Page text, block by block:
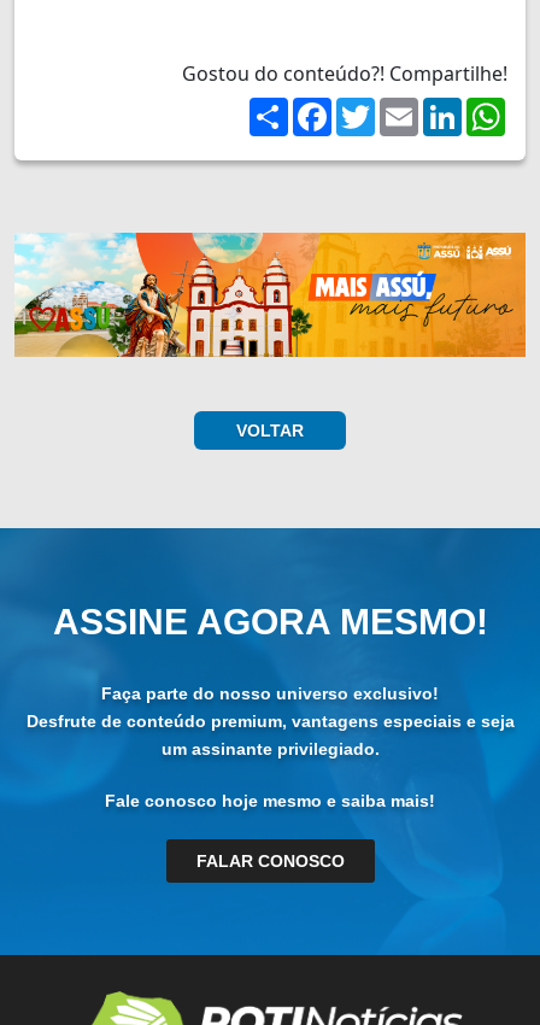
Gostou do conteúdo?! Compartilhe!
ShareFacebook
TwitterEmailLinkedIn
VOLTAR
ASSINE AGORA MESMO!
Faça parte do nosso universo exclusivo!
Desfrute de conteúdo premium, vantagens especiais e seja
um assinante privilegiado.
Fale conosco hoje mesmo e saiba mais!
FALAR CONOSCO